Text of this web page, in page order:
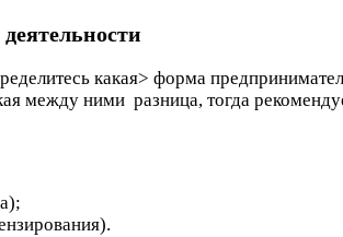
какая> форма
между ними разница, тогда